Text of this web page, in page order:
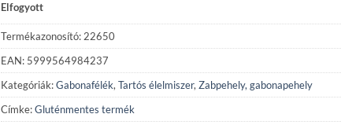
Elfogyott
Termékazonosító: 22650
EAN: 5999564984237
Kategóriák:Gabonafélék, Tartós élelmiszer, Zabpehely, gabonapehely
Címke:Gluténmentes termék